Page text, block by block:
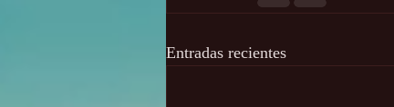
Entradas recientes